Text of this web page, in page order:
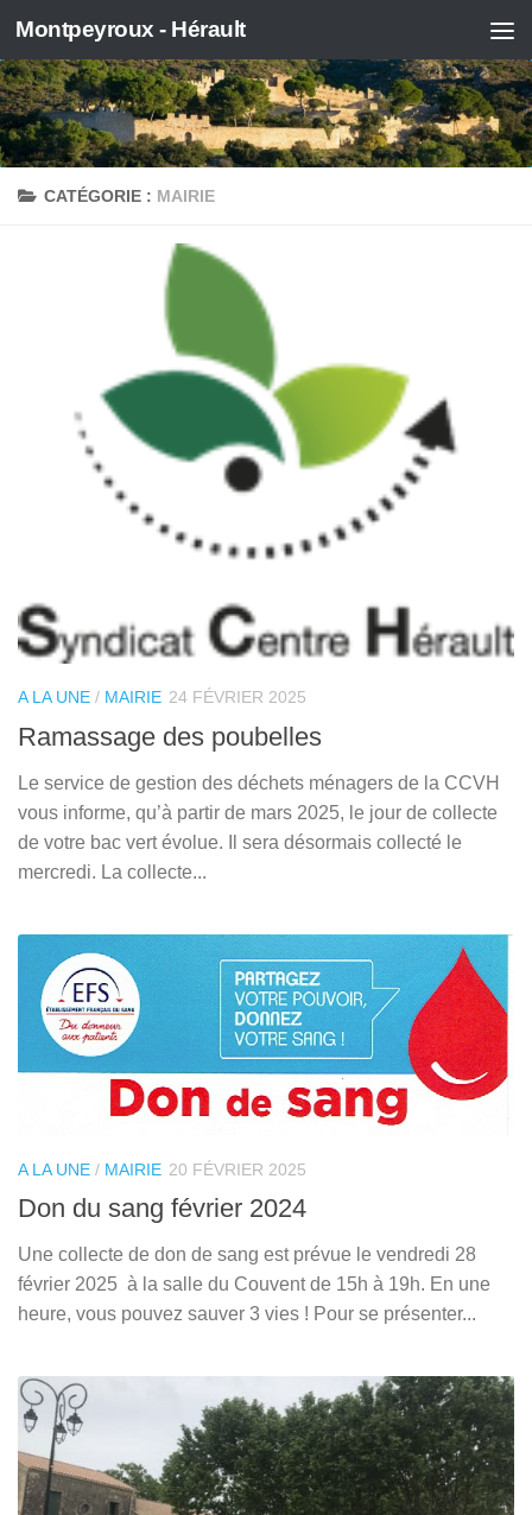
Skip to content
Montpeyroux - Hérault
CATÉGORIE : MAIRIE
A LA UNE / MAIRIE 24 FÉVRIER 2025
Ramassage des poubelles
Le service de gestion des déchets ménagers de la CCVH
vous informe, qu’à partir de mars 2025, le jour de collecte
de votre bac vert évolue. Il sera désormais collecté le
mercredi. La collecte...
A LA UNE / MAIRIE 20 FÉVRIER 2025
Don du sang février 2024
Une collecte de don de sang est prévue le vendredi 28
février 2025 à la salle du Couvent de 15h à 19h. En une
heure, vous pouvez sauver 3 vies ! Pour se présenter...